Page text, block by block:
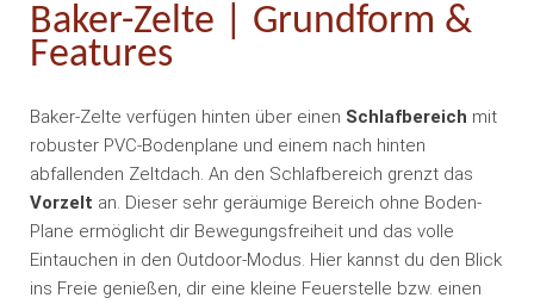
Baker-Zelte | Grundform &
Features
Baker-Zelte verfügen hinten über einen Schlafbereich mit
robuster PVC-Bodenplane und einem nach hinten
abfallenden Zeltdach. An den Schlafbereich grenzt das
Vorzelt an. Dieser sehr geräumige Bereich ohne Boden-
Plane ermöglicht dir Bewegungsfreiheit und das volle
Eintauchen in den Outdoor-Modus. Hier kannst du den Blick
ins Freie genießen, dir eine kleine Feuerstelle bzw. einen